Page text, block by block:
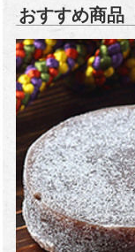
おすすめ商品